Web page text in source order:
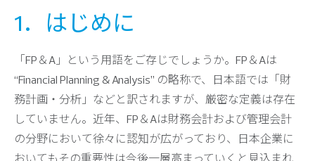
1．はじめに
「FP＆A」という用語をご存じでしょうか。FP＆Aは
“Financial Planning & Analysis” の略称で、日本語では「財
務計画・分析」などと訳されますが、厳密な定義は存在
していません。近年、FP＆Aは財務会計および管理会計
の分野において徐々に認知が広がっており、日本企業に
おいてもその重要性は今後一層高まっていくと見込まれ